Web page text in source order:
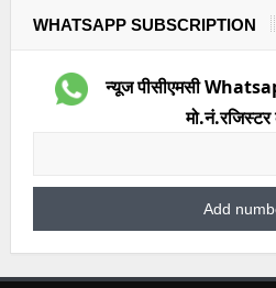
WHATSAPP SUBSCRIPTION
न्यूज पीसीएमसी
मो.नं.रजिस्टर